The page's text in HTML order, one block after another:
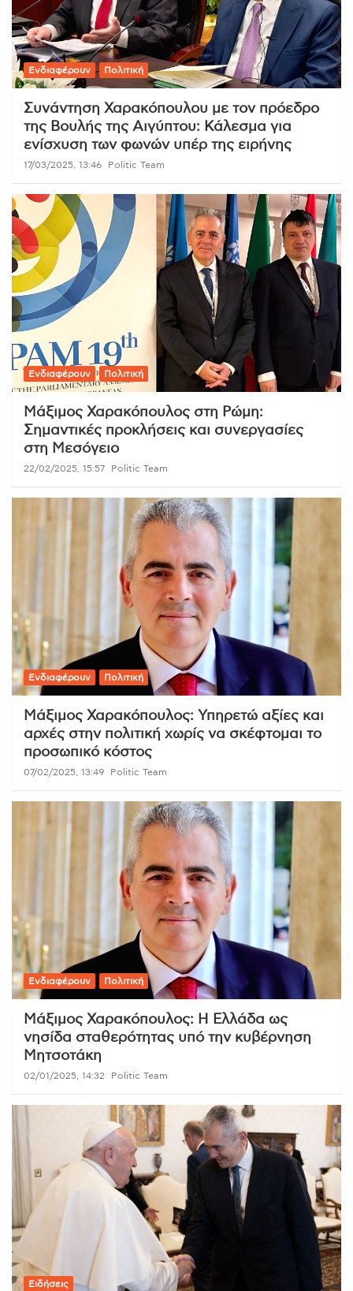
Ενδιαφέρουν Πολιτική
Συνάντηση Χαρακόπουλου με τον πρόεδρο
της Βουλής της Αιγύπτου: Κάλεσμα για
ενίσχυση των φωνών υπέρ της ειρήνης
17/03/2025, 13:46 Politic Team
Ενδιαφέρουν Πολιτική
Μάξιμος Χαρακόπουλος στη Ρώμη:
Σημαντικές προκλήσεις και συνεργασίες
στη Μεσόγειο
22/02/2025, 15:57 Politic Team
Ενδιαφέρουν Πολιτική
Μάξιμος Χαρακόπουλος: Υπηρετώ αξίες και
αρχές στην πολιτική χωρίς να σκέφτομαι το
προσωπικό κόστος
07/02/2025, 13:49 Politic Team
Ενδιαφέρουν Πολιτική
Μάξιμος Χαρακόπουλος: Η Ελλάδα ως
νησίδα σταθερότητας υπό την κυβέρνηση
Μητσοτάκη
02/01/2025, 14:32 Politic Team
Ειδήσεις